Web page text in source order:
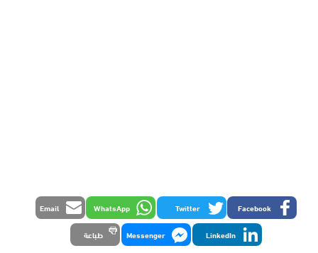
Facebook
Twitter
WhatsApp
Email
LinkedIn
Messenger طباعة